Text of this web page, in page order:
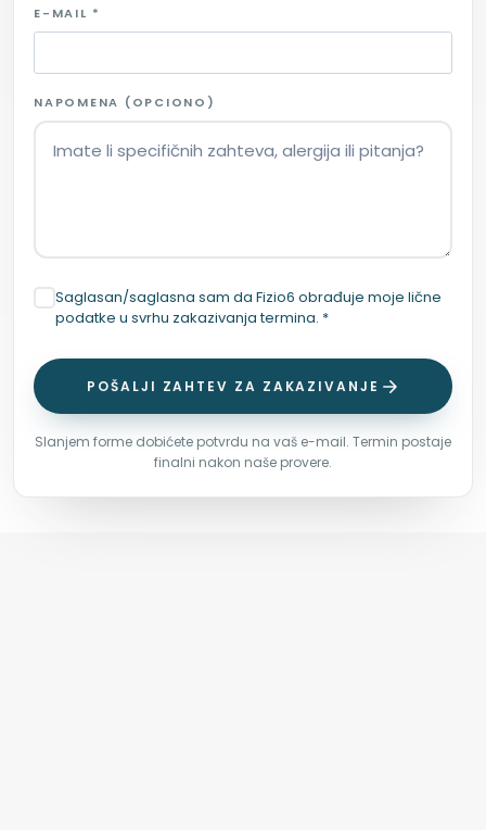
E-MAIL *
NAPOMENA (OPCIONO)
Saglasan/saglasna sam da Fizio6 obrađuje moje lične
podatke u svrhu zakazivanja termina. *
POŠALJI ZAHTEV ZA ZAKAZIVANJE
Slanjem forme dobićete potvrdu na vaš e-mail. Termin postaje
finalni nakon naše provere.